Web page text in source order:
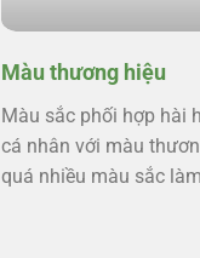
Màu thương hiệu
Màu sắc phối hợp hài
cá nhân với màu
quá nhiều màu sắc